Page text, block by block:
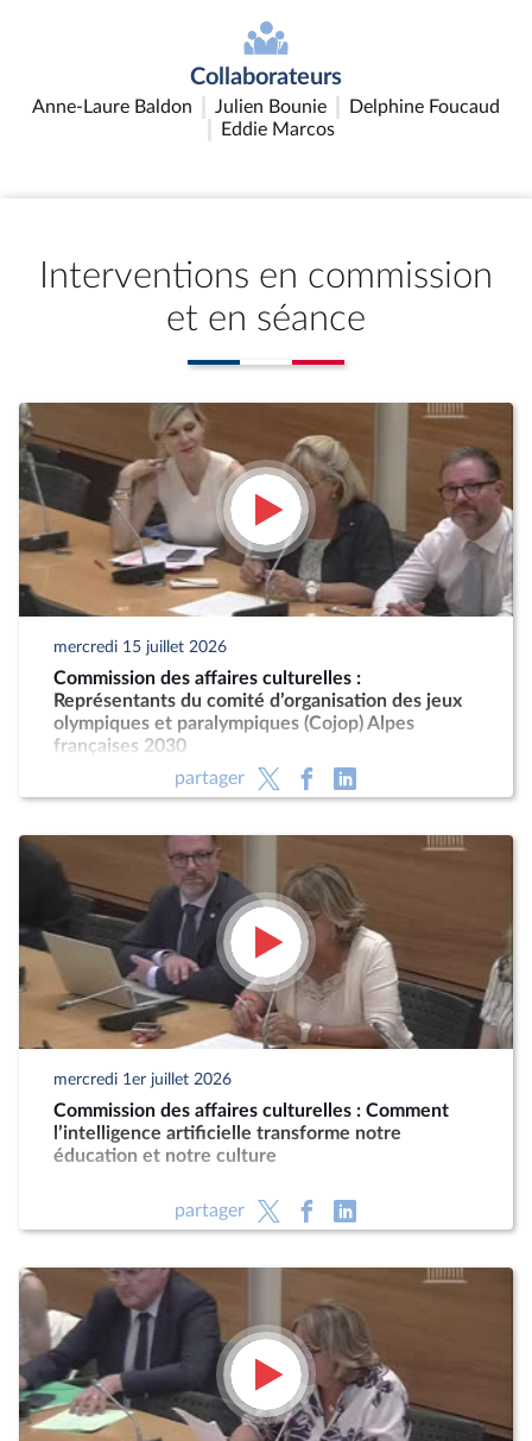
Collaborateurs
Anne-Laure Baldon Julien Bounie
Delphine Foucaud
Eddie Marcos
Interventions en commission
et en séance
mercredi 15 juillet 2026
Commission des affaires culturelles :
Représentants du comité d’organisation des jeux
olympiques et paralympiques (Cojop) Alpes
françaises 2030
partager
mercredi 1er juillet 2026
Commission des affaires culturelles : Comment
l’intelligence artificielle transforme notre
éducation et notre culture
partager